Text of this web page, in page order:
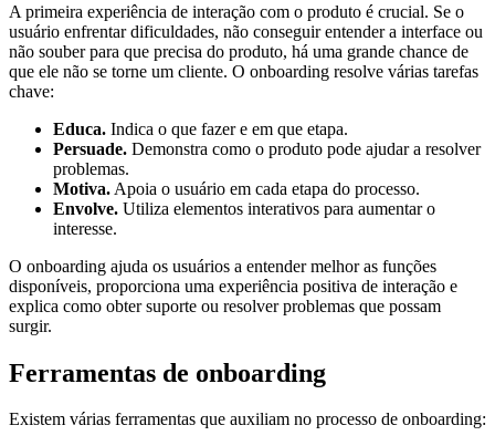
A primeira experiência de interação com o produto é crucial. Se o
usuário enfrentar dificuldades, não conseguir entender a interface ou
não souber para que precisa do produto, há uma grande chance de
que ele não se torne um cliente. O onboarding resolve várias tarefas
chave:
Educa. Indica o que fazer e em que etapa.
Persuade. Demonstra como o produto pode ajudar a resolver
problemas.
Motiva. Apoia o usuário em cada etapa do processo.
Envolve. Utiliza elementos interativos para aumentar o
interesse.
O onboarding ajuda os usuários a entender melhor as funções
disponíveis, proporciona uma experiência positiva de interação e
explica como obter suporte ou resolver problemas que possam
surgir.
Ferramentas de onboarding
Existem várias ferramentas que auxiliam no processo de onboarding: